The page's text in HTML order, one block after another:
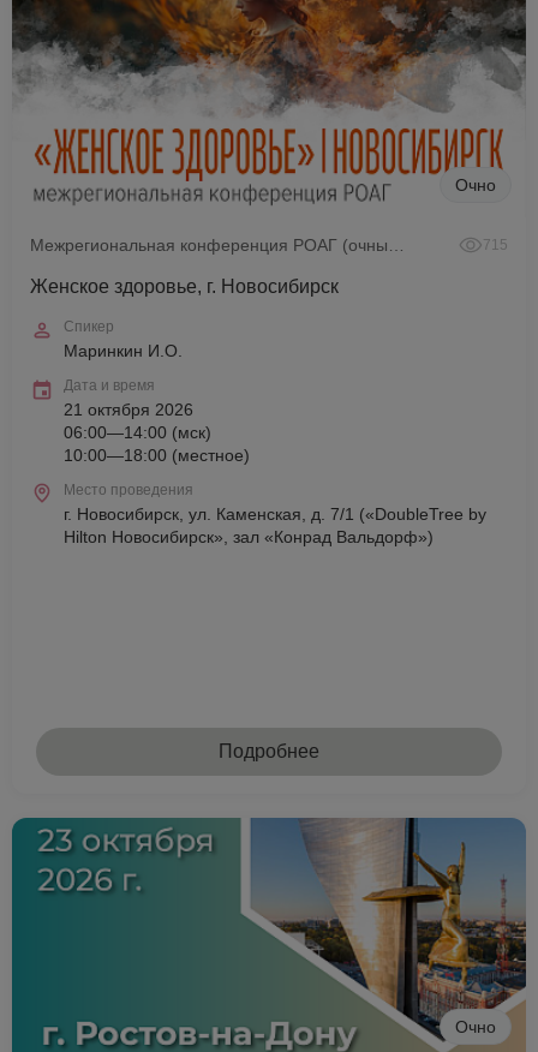
Очно
715
Женское здоровье, г. Новосибирск
Спикер
Маринкин И.О.
Дата и время
21 октября 2026
06:00—14:00 (мск)
10:00—18:00 (местное)
Место проведения
г. Новосибирск, ул. Каменская, д. 7/1 («DoubleTree by
Hilton Новосибирск», зал «Конрад Вальдорф»)
Подробнее
Очно